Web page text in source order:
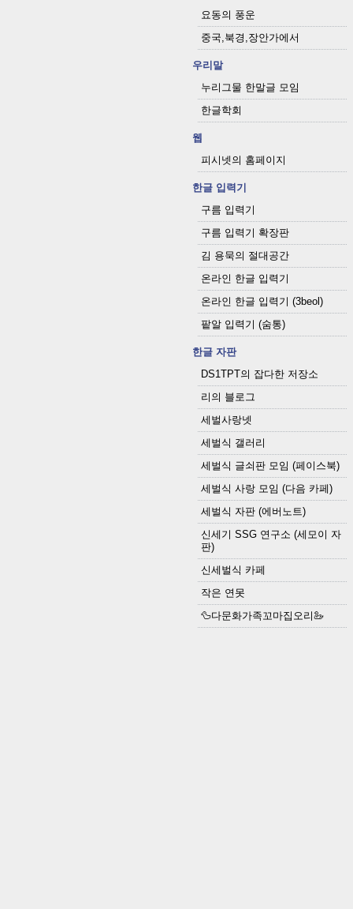
요동의 풍운
중국,북경,장안가에서
우리말
누리그물 한말글 모임
한글학회
웹
피시넷의 홈페이지
한글 입력기
구름 입력기
구름 입력기 확장판
김 용묵의 절대공간
온라인 한글 입력기
온라인 한글 입력기 (3beol)
팥알 입력기 (숨통)
한글 자판
DS1TPT의 잡다한 저장소
리의 블로그
세벌사랑넷
세벌식 갤러리
세벌식 글쇠판 모임 (페이스북)
세벌식 사랑 모임 (다음 카페)
세벌식 자판 (에버노트)
신세기 SSG 연구소 (세모이 자
판)
신세벌식 카페
작은 연못
🦆다문화가족꼬마집오리🦢